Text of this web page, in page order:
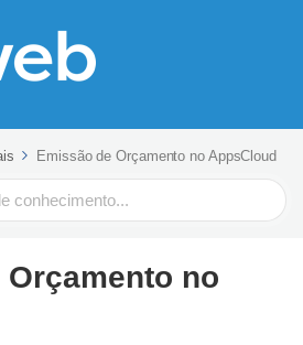
Emissão de Orçamento no AppsCloud
no